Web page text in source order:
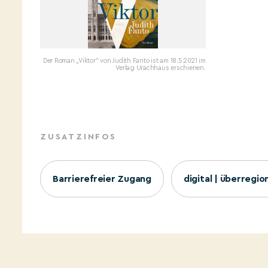
Der Roman „Viktor" von Judith Fanto ist am 18.5.2021 im
Verlag Urachhaus erschienen.
ZUSATZINFOS
Barrierefreier Zugang digital |